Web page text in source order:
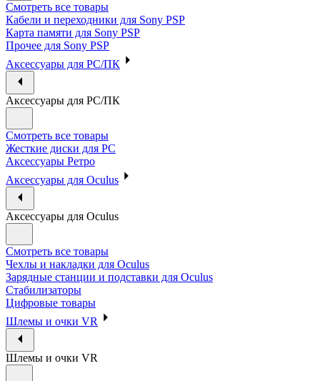
Смотреть все товары
Кабели и переходники для Sony PSP
Карта памяти для Sony PSP
Прочее для Sony PSP
Аксессуары для PC/ПК
Аксессуары для PC/ПК
Смотреть все товары
Жесткие диски для PC
Аксессуары Ретро
Аксессуары для Oculus
Аксессуары для Oculus
Смотреть все товары
Чехлы и накладки для Oculus
Зарядные станции и подставки для Oculus
Стабилизаторы
Цифровые товары
Шлемы и очки VR
Шлемы и очки VR